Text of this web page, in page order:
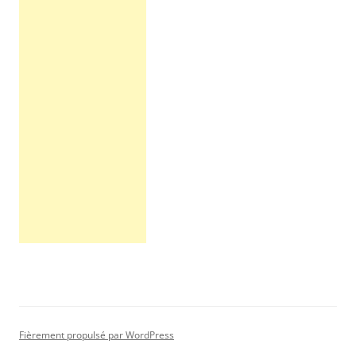
Fièrement propulsé par WordPress